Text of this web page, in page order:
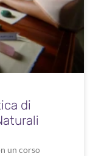
di
un corso